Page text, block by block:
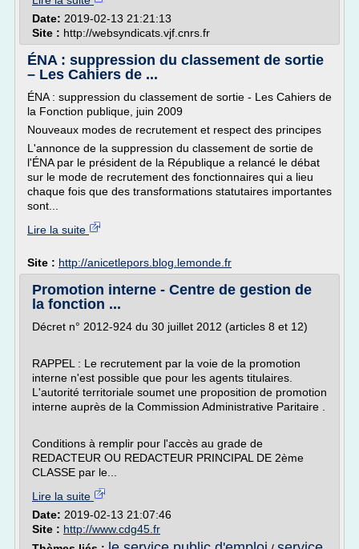
Date: 2019-02-13 21:21:13
Site : http://websyndicats.vjf.cnrs.fr
ÉNA : suppression du classement de sortie
– Les Cahiers de ...
ÉNA : suppression du classement de sortie - Les Cahiers de
la Fonction publique, juin 2009
Nouveaux modes de recrutement et respect des principes
L'annonce de la suppression du classement de sortie de
l'ÉNA par le président de la République a relancé le débat
sur le mode de recrutement des fonctionnaires qui a lieu
chaque fois que des transformations statutaires importantes
sont...
Lire la suite
Site : http://anicetlepors.blog.lemonde.fr
Promotion interne - Centre de gestion de
la fonction ...
Décret n° 2012-924 du 30 juillet 2012 (articles 8 et 12)
RAPPEL : Le recrutement par la voie de la promotion
interne n'est possible que pour les agents titulaires.
L'autorité territoriale soumet une proposition de promotion
interne auprès de la Commission Administrative Paritaire .
Conditions à remplir pour l'accès au grade de
REDACTEUR OU REDACTEUR PRINCIPAL DE 2ème
CLASSE par le...
Lire la suite
Date: 2019-02-13 21:07:46
Site : http://www.cdg45.fr